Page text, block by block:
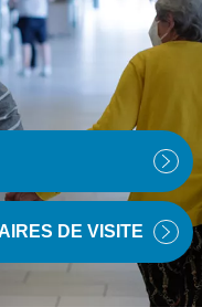
DE VISITE